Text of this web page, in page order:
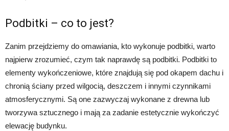
Podbitki – co to jest?
Zanim przejdziemy do omawiania, kto wykonuje podbitki, warto
najpierw zrozumieć, czym tak naprawdę są podbitki. Podbitki to
elementy wykończeniowe, które znajdują się pod okapem dachu i
chronią ściany przed wilgocią, deszczem i innymi czynnikami
atmosferycznymi. Są one zazwyczaj wykonane z drewna lub
tworzywa sztucznego i mają za zadanie estetycznie wykończyć
elewację budynku.